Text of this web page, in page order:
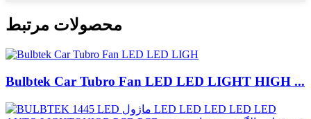
محصولات مرتبط
Bulbtek Car Tubro Fan LED LED LIGHT HIGH ...